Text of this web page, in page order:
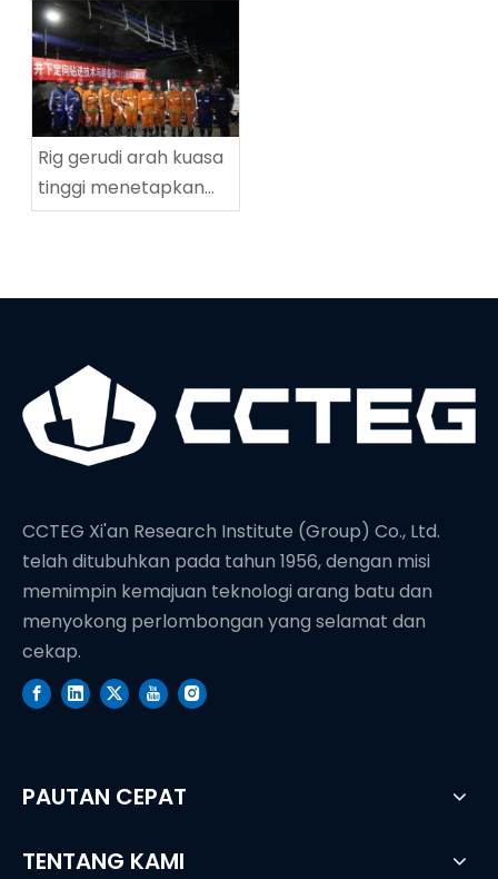
lingkaran tinggi
ZDY2800LG
Rig gerudi arah kuasa
tinggi menetapkan
rekod dunia baru
CCTEG Xi'an Research Institute (Group) Co., Ltd.
telah ditubuhkan pada tahun 1956, dengan misi
memimpin kemajuan teknologi arang batu dan
menyokong perlombongan yang selamat dan
cekap.
PAUTAN CEPAT
TENTANG KAMI